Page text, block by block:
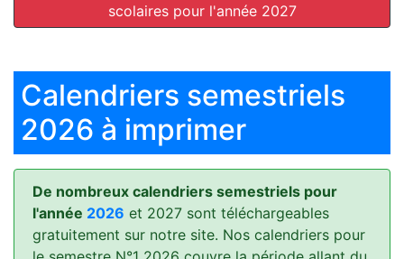
scolaires pour l'année 2027
Calendriers semestriels
2026 à imprimer
De nombreux calendriers semestriels pour
l'année 2026 et 2027 sont téléchargeables
gratuitement sur notre site. Nos calendriers pour